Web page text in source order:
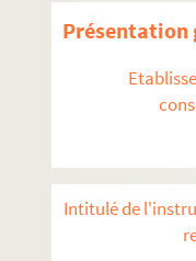
Présentation
Intitulé de
4-
4-
4-